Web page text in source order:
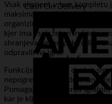
Cash On Delivery
Vsak element v tem kompletu
maksimalno udobje in
organizirano v priročnem in
kjer ima vsak žeton in karta
shranjevanje, ampak tudi
odpravili na igro.
Funkcijski žetoni – dealer,
nepogrešljivi za vzdrževanje
Pomagajo pri sledenju
kar je ključno za pošteno in